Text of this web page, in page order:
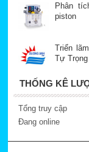
Phân
piston
Triển
Tự Trọng
THỐNG KÊ
Tổng truy cập
Đang online